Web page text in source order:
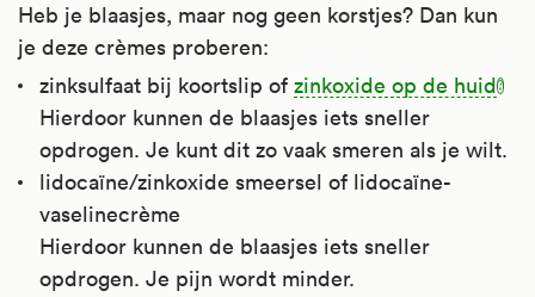
Heb je blaasjes, maar nog geen korstjes? Dan kun
je deze crèmes proberen:
zinksulfaat bij koortslip of zinkoxide op de huid
Hierdoor kunnen de blaasjes iets sneller
opdrogen. Je kunt dit zo vaak smeren als je wilt.
lidocaïne/zinkoxide smeersel of lidocaïne-
vaselinecrème
Hierdoor kunnen de blaasjes iets sneller
opdrogen. Je pijn wordt minder.